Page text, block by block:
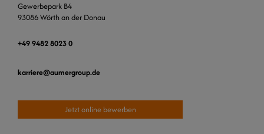
Gewerbepark B4
93086 Wörth an der Donau
+49 9482 8023 0
karriere aumergroup.de
Jetzt online bewerben